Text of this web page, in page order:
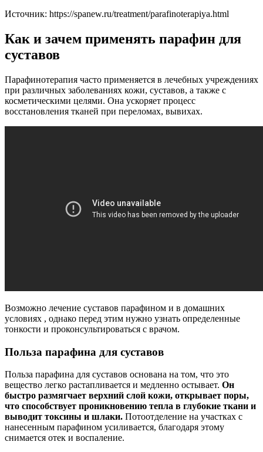
Источник: https://spanew.ru/treatment/parafinoterapiya.html
Как и зачем применять парафин для
суставов
Парафинотерапия часто применяется в лечебных учреждениях
при различных заболеваниях кожи, суставов, а также с
косметическими целями. Она ускоряет процесс
восстановления тканей при переломах, вывихах.
Возможно лечение суставов парафином и в домашних
условиях , однако перед этим нужно узнать определенные
тонкости и проконсультироваться с врачом.
Польза парафина для суставов
Польза парафина для суставов основана на том, что это
вещество легко растапливается и медленно остывает. Он
быстро размягчает верхний слой кожи, открывает поры,
что способствует проникновению тепла в глубокие ткани и
выводит токсины и шлаки. Потоотделение на участках с
нанесенным парафином усиливается, благодаря этому
снимается отек и воспаление.